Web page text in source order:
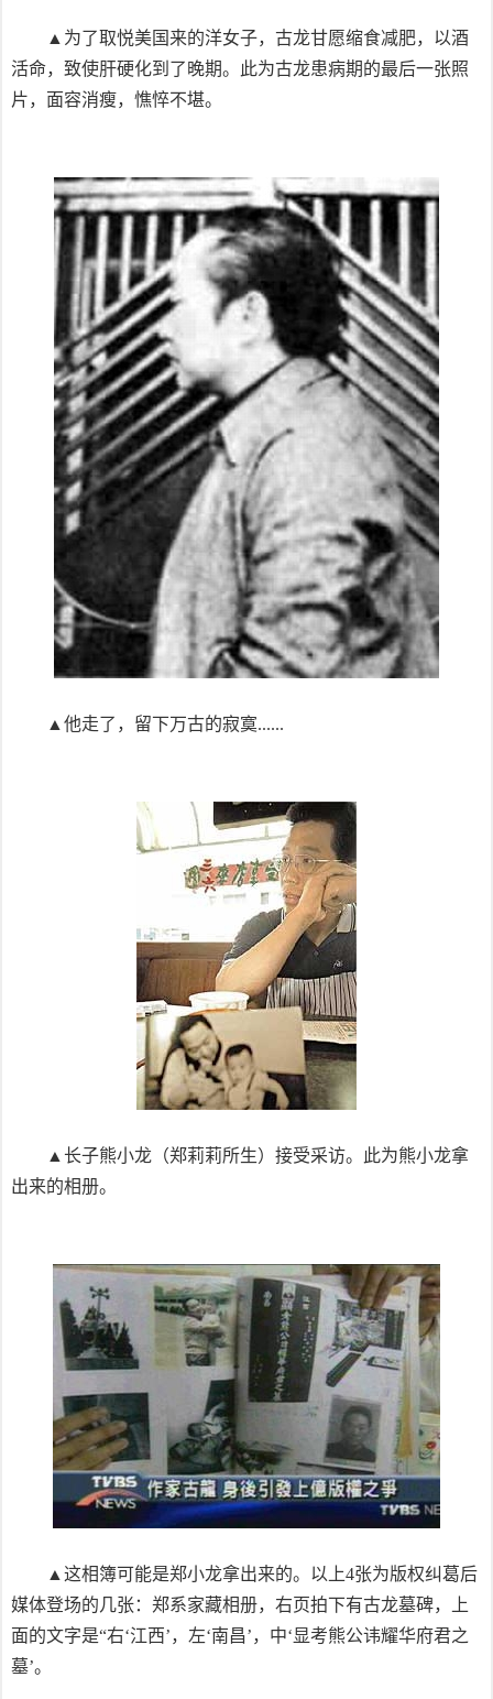
▲为了取悦美国来的洋女子，古龙甘愿缩食减肥，以酒
活命，致使肝硬化到了晚期。此为古龙患病期的最后一张照
片，面容消瘦，憔悴不堪。
▲他走了，留下万古的寂寞......
▲长子熊小龙（郑莉莉所生）接受采访。此为熊小龙拿
出来的相册。
▲这相簿可能是郑小龙拿出来的。以上4张为版权纠葛后
媒体登场的几张：郑系家藏相册，右页拍下有古龙墓碑，上
面的文字是“右‘江西’，左‘南昌’，中‘显考熊公讳耀华府君之
墓’。